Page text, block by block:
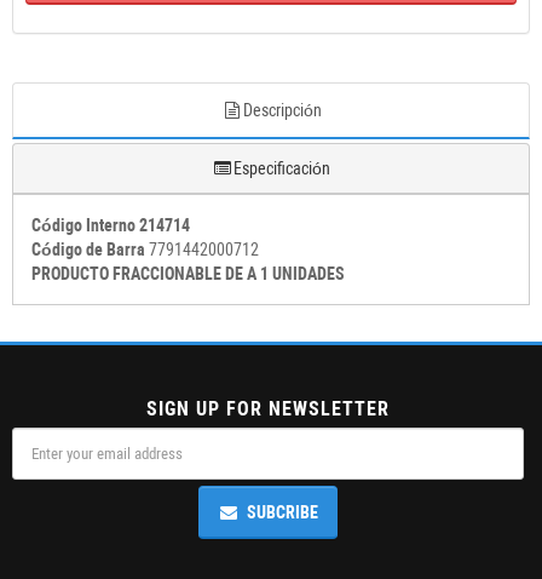
Descripción
Especificación
Código Interno 214714
Código de Barra 7791442000712
PRODUCTO FRACCIONABLE DE A 1 UNIDADES
SIGN UP FOR NEWSLETTER
SUBCRIBE